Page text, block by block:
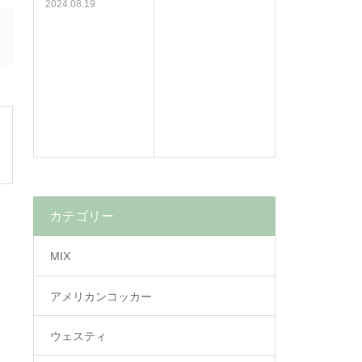
2024.08.19
カテゴリー
MIX
アメリカンコッカー
ウェスティ